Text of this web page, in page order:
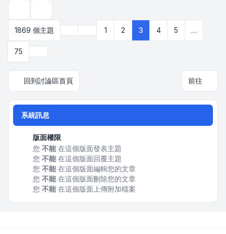
1869 個主題
第3頁 (共 75 頁)
上一頁1 2 3 4 5 …
75
回到討論區首頁 前往
系統訊息
版面權限
您 不能在這個版面發表主題
您 不能在這個版面回覆主題
您 不能在這個版面編輯您的文章
您 不能在這個版面刪除您的文章
您 不能在這個版面上傳附加檔案